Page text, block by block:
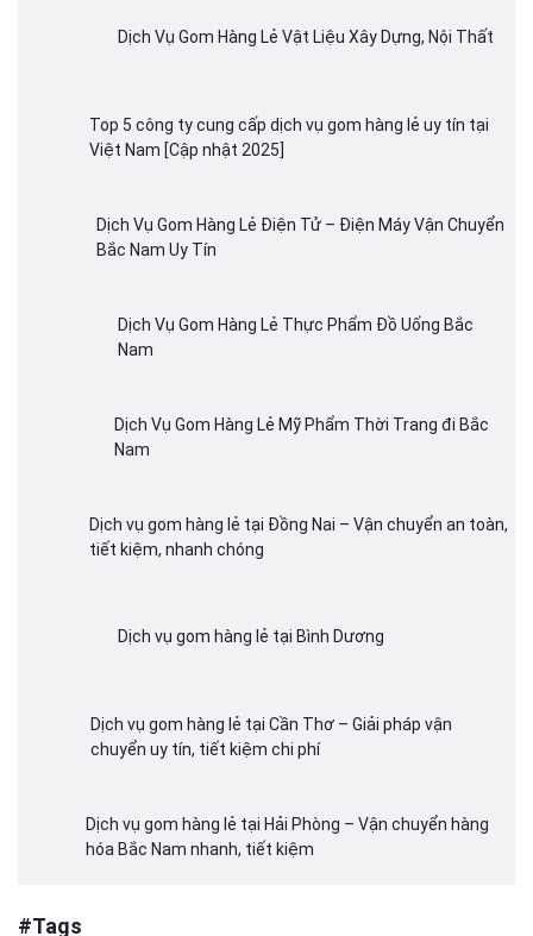
Dịch Vụ Gom Hàng Lẻ Vật Liệu Xây Dựng, Nội Thất
Top 5 công ty cung cấp dịch vụ gom hàng lẻ uy tín tại
Việt Nam [Cập nhật 2025]
Dịch Vụ Gom Hàng Lẻ Điện Tử – Điện Máy Vận Chuyển
Bắc Nam Uy Tín
Dịch Vụ Gom Hàng Lẻ Thực Phẩm Đồ Uống Bắc
Nam
Dịch Vụ Gom Hàng Lẻ Mỹ Phẩm Thời Trang đi Bắc
Nam
Dịch vụ gom hàng lẻ tại Đồng Nai – Vận chuyển an toàn,
tiết kiệm, nhanh chóng
Dịch vụ gom hàng lẻ tại Bình Dương
Dịch vụ gom hàng lẻ tại Cần Thơ – Giải pháp vận
chuyển uy tín, tiết kiệm chi phí
Dịch vụ gom hàng lẻ tại Hải Phòng – Vận chuyển hàng
hóa Bắc Nam nhanh, tiết kiệm
#Tags